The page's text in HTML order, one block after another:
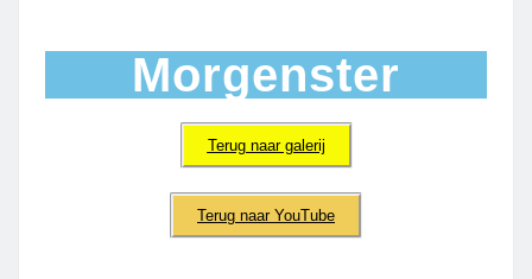
Morgenster
Terug naar galerij
Terug naar YouTube